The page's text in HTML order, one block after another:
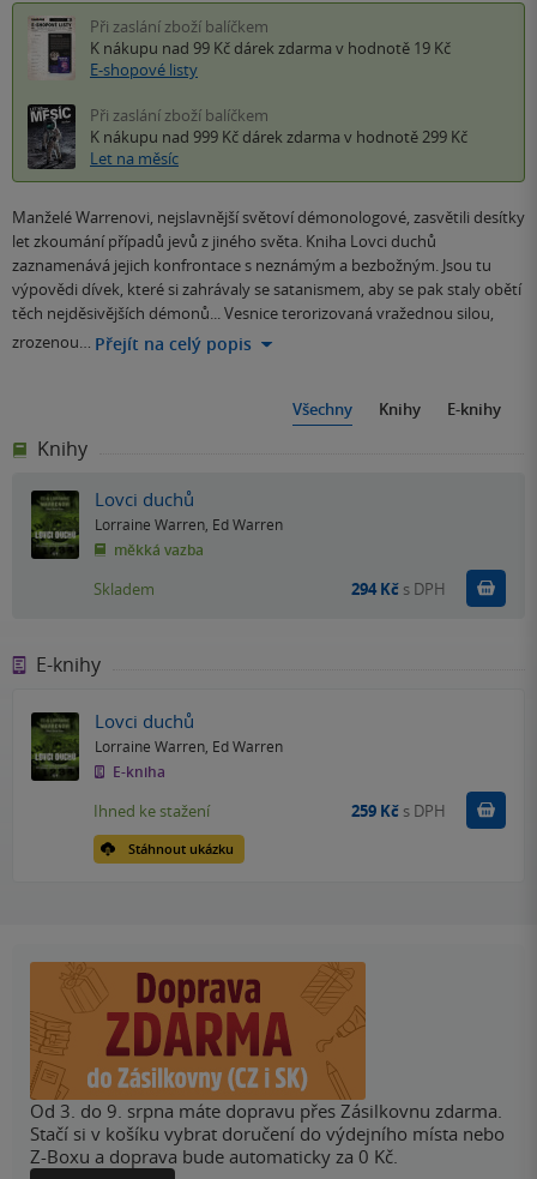
Při zaslání zboží balíčkem
K nákupu nad 99 Kč dárek zdarma v hodnotě 19 Kč
E-shopové listy
Při zaslání zboží balíčkem
K nákupu nad 999 Kč dárek zdarma v hodnotě 299 Kč
Let na měsíc
Manželé Warrenovi, nejslavnější světoví démonologové, zasvětili desítky
let zkoumání případů jevů z jiného světa. Kniha Lovci duchů
zaznamenává jejich konfrontace s neznámým a bezbožným. Jsou tu
výpovědi dívek, které si zahrávaly se satanismem, aby se pak staly obětí
těch nejděsivějších démonů... Vesnice terorizovaná vražednou silou,
zrozenou… Přejít na celý popis
Všechny Knihy E-knihy
Knihy
Lovci duchů
Lorraine Warren Ed Warren
měkká vazba
Skladem 294 Kč s DPH
E-knihy
Lovci duchů
Lorraine Warren Ed Warren
E-kniha
Stáhnout ukázku
Ihned ke stažení 259 Kč s DPH Koupit
Od 3. do 9. srpna máte dopravu přes Zásilkovnu zdarma.
Stačí si v košíku vybrat doručení do výdejního místa nebo
Z-Boxu a doprava bude automaticky za 0 Kč.